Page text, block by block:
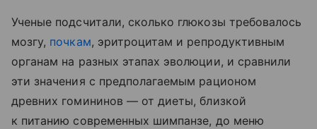
Ученые подсчитали, сколько глюкозы требовалось
мозгу, почкам, эритроцитам и репродуктивным
органам на разных этапах эволюции, и сравнили
эти значения с предполагаемым рационом
древних гомининов — от диеты, близкой
к питанию современных шимпанзе, до меню